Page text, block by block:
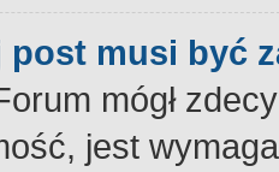
post musi być
mógł
jest